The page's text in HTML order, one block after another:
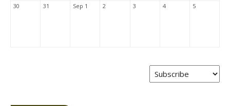
30 31 Sep 1 2 3 4 5